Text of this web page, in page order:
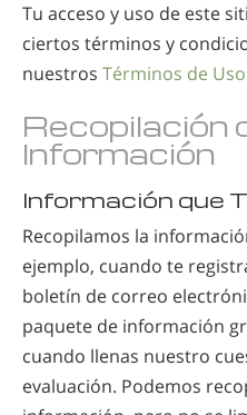
Tu acceso y uso de este
ciertos términos y
nuestros Términos de
Recopilación
Información
Información que
Recopilamos la
ejemplo, cuando te
boletín de correo
paquete de información
cuando llenas nuestro
evaluación. Podemos